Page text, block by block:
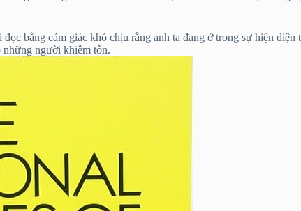
bằng cảm giác khó chịu rằng anh ta đang ở trong sự hiện diện
những người khiêm tốn.